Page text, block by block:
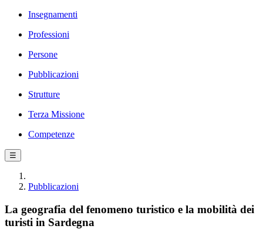
Insegnamenti
Professioni
Persone
Pubblicazioni
Strutture
Terza Missione
Competenze
☰
Pubblicazioni
La geografia del fenomeno turistico e la mobilità dei
turisti in Sardegna